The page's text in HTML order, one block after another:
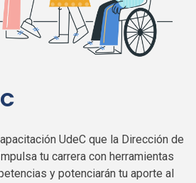
UdeC que la Dirección de
tu carrera con herramientas
y potenciarán tu aporte al